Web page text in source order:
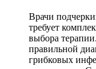
Врачи
требует
выбора
правильной
грибковых